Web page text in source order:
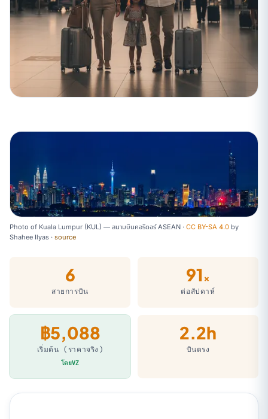
Photo of Kuala Lumpur (KUL) — สนามบินคอริดอร์ ASEAN · CC BY-SA 4.0 by
Shahee Ilyas · source
6
สายการบิน
91×
ต่อสัปดาห์
฿5,088
เริ่มต้น (ราคาจริง)
โดยVZ
2.2h
บินตรง